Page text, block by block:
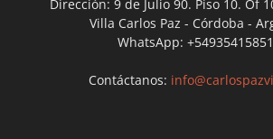
Dirección: 9 de Julio 90. Piso 10. Of
Villa Carlos Paz - Córdoba -
WhatsApp:
Contáctanos: